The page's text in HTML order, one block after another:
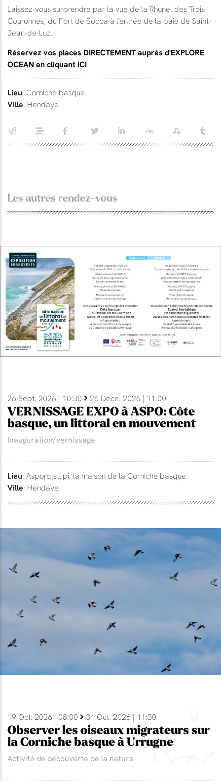
Laissez-vous surprendre par la vue de la Rhune, des Trois
Couronnes, du Fort de Socoa à l'entrée de la baie de Saint-
Jean-de-Luz.
Réservez vos places DIRECTEMENT auprès d'EXPLORE
OCEAN en cliquant ICI
Lieu: Corniche basque
Ville: Hendaye
Les autres rendez-vous
26 Sept. 2026 | 10:30 26 Déce. 2026 | 11:00
VERNISSAGE EXPO à ASPO: Côte
basque, un littoral en mouvement
Inauguration/vernissage
Lieu: Asporotsttipi, la maison de la Corniche basque
Ville: Hendaye
19 Oct. 2026 | 08:00 31 Oct. 2026 | 11:30
Observer les oiseaux migrateurs sur
la Corniche basque à Urrugne
Activité de découverte de la nature